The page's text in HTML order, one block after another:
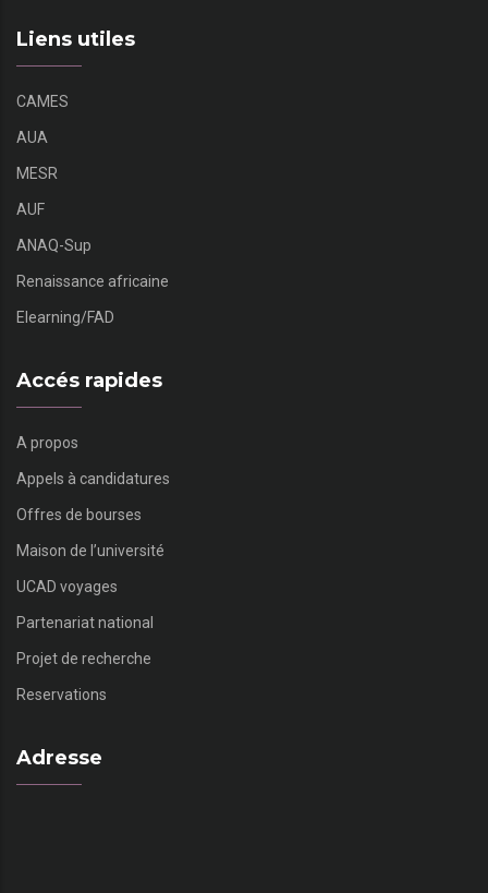
Liens utiles
CAMES
AUA
MESR
AUF
ANAQ-Sup
Renaissance africaine
Elearning/FAD
Accés rapides
A propos
Appels à candidatures
Offres de bourses
Maison de l’université
UCAD voyages
Partenariat national
Projet de recherche
Reservations
Adresse